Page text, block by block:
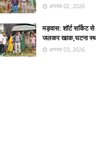
अगस्त 02, 2026
मड़वास: शॉर्ट सर्किट
जलकर खाक,घटना
अगस्त 03, 2026